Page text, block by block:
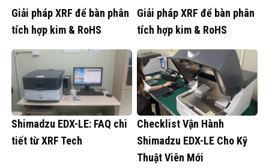
Giải pháp XRF để bàn phân
tích hợp kim & RoHS
Giải pháp XRF để bàn phân
tích hợp kim & RoHS
Shimadzu EDX-LE: FAQ chi
tiết từ XRF Tech
Checklist Vận Hành
Shimadzu EDX-LE Cho Kỹ
Thuật Viên Mới